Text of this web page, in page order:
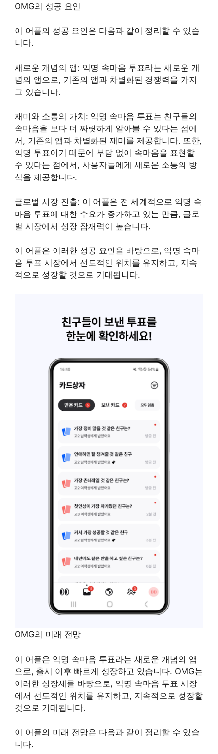
OMG의 성공 요인
이 어플의 성공 요인은 다음과 같이 정리할 수 있습
니다.
새로운 개념의 앱: 익명 속마음 투표라는 새로운 개
념의 앱으로, 기존의 앱과 차별화된 경쟁력을 가지
고 있습니다.
재미와 소통의 가치: 익명 속마음 투표는 친구들의
속마음을 보다 더 짜릿하게 알아볼 수 있다는 점에
서, 기존의 앱과 차별화된 재미를 제공합니다. 또한,
익명 투표이기 때문에 부담 없이 속마음을 표현할
수 있다는 점에서, 사용자들에게 새로운 소통의 방
식을 제공합니다.
글로벌 시장 진출: 이 어플은 전 세계적으로 익명 속
마음 투표에 대한 수요가 증가하고 있는 만큼, 글로
벌 시장에서 성장 잠재력이 높습니다.
이 어플은 이러한 성공 요인을 바탕으로, 익명 속마
음 투표 시장에서 선도적인 위치를 유지하고, 지속
적으로 성장할 것으로 기대됩니다.
OMG의 미래 전망
이 어플은 익명 속마음 투표라는 새로운 개념의 앱
으로, 출시 이후 빠르게 성장하고 있습니다. OMG는
이러한 성장세를 바탕으로, 익명 속마음 투표 시장
에서 선도적인 위치를 유지하고, 지속적으로 성장할
것으로 기대됩니다.
이 어플의 미래 전망은 다음과 같이 정리할 수 있습
니다.